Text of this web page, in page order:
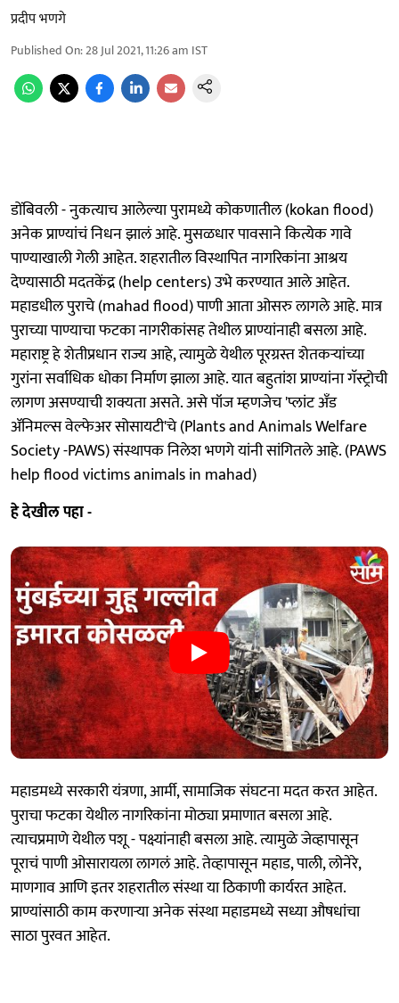
प्रदीप भणगे
Published On:28 Jul 2021, 11:26 am IST
डोंबिवली - नुकत्याच आलेल्या पुरामध्ये कोकणातील (kokan flood)
अनेक प्राण्यांचं निधन झालं आहे. मुसळधार पावसाने कित्येक गावे
पाण्याखाली गेली आहेत. शहरातील विस्थापित नागरिकांना आश्रय
देण्यासाठी मदतकेंद्र (help centers) उभे करण्यात आले आहेत.
महाडधील पुराचे (mahad flood) पाणी आता ओसरु लागले आहे. मात्र
पुराच्या पाण्याचा फटका नागरीकांसह तेथील प्राण्यांनाही बसला आहे.
महाराष्ट्र हे शेतीप्रधान राज्य आहे, त्यामुळे येथील पूरग्रस्त शेतकऱ्यांच्या
गुरांना सर्वाधिक धोका निर्माण झाला आहे. यात बहुतांश प्राण्यांना गॅस्ट्रोची
लागण असण्याची शक्यता असते. असे पॉज म्हणजेच 'प्लांट अँड
ॲनिमल्स वेल्फेअर सोसायटी'चे (Plants and Animals Welfare
Society -PAWS) संस्थापक निलेश भणगे यांनी सांगितले आहे. (PAWS
help flood victims animals in mahad)
हे देखील पहा -
महाडमध्ये सरकारी यंत्रणा, आर्मी, सामाजिक संघटना मदत करत आहेत.
पुराचा फटका येथील नागरिकांना मोठ्या प्रमाणात बसला आहे.
त्याचप्रमाणे येथील पशू - पक्ष्यांनाही बसला आहे. त्यामुळे जेव्हापासून
पूराचं पाणी ओसारायला लागलं आहे. तेव्हापासून महाड, पाली, लोनेरे,
माणगाव आणि इतर शहरातील संस्था या ठिकाणी कार्यरत आहेत.
प्राण्यांसाठी काम करणाऱ्या अनेक संस्था महाडमध्ये सध्या औषधांचा
साठा पुरवत आहेत.